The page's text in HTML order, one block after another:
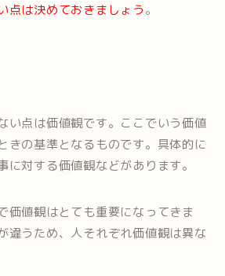
点は決めておきましょう。
い点は価値観です。ここでいう価値
きの基準となるものです。具体的に
に対する価値観などがあります。
価値観はとても重要になってきま
違うため、人それぞれ価値観は異な